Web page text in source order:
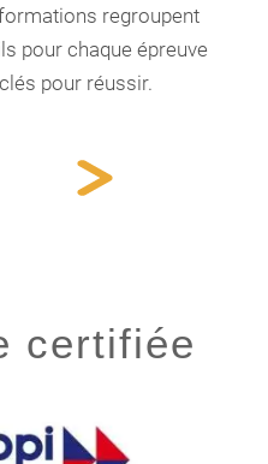
regroupent
pour chaque épreuve
pour réussir.
certifiée